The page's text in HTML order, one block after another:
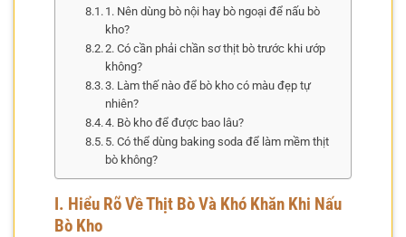
1. Nên dùng bò nội hay bò ngoại để nấu bò
kho?
2. Có cần phải chần sơ thịt bò trước khi ướp
không?
3. Làm thế nào để bò kho có màu đẹp tự
nhiên?
4. Bò kho để được bao lâu?
5. Có thể dùng baking soda để làm mềm thịt
bò không?
I. Hiểu Rõ Về Thịt Bò Và Khó Khăn Khi Nấu
Bò Kho